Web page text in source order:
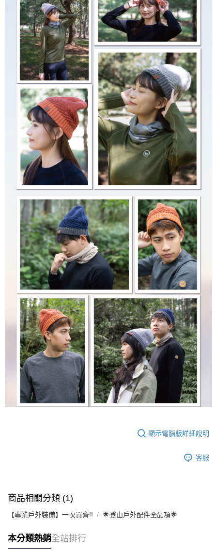
顯示電腦版詳細說明
客服
商品相關分類 (1)
【專業戶外裝備】一次買齊!! 🌟登山戶外配件全品項🌟
本分類熱銷全站排行